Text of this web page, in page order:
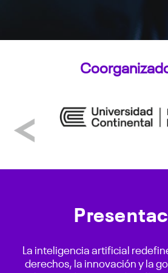
Previous
La inteligencia artificial
derechos, la innovación y la